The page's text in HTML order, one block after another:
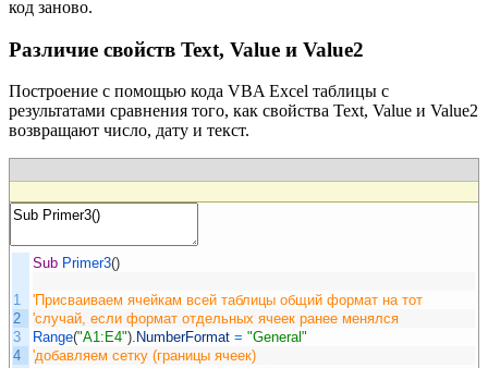
код заново.
Различие свойств Text, Value и Value2
Построение с помощью кода VBA Excel таблицы с
результатами сравнения того, как свойства Text, Value и Value2
возвращают число, дату и текст.
1
2
3
4
Sub Primer3()
'Присваиваем ячейкам всей таблицы общий формат на тот
'случай, если формат отдельных ячеек ранее менялся
Range("A1:E4") NumberFormat = "General"
'добавляем сетку (границы ячеек)